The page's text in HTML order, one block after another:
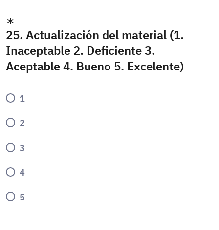
25. Actualización del material (1.
Inaceptable 2. Deficiente 3.
Aceptable 4. Bueno 5. Excelente)
1
2
3
4
5